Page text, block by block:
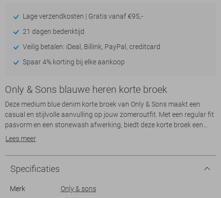
Lage verzendkosten | Gratis vanaf €95,-
21 dagen bedenktijd
Veilig betalen: iDeal, Billink, PayPal, creditcard
Spaar 4% korting bij elke aankoop
Only & Sons blauwe heren korte broek
Deze medium blue denim korte broek van Only & Sons maakt een
casual en stijlvolle aanvulling op jouw zomeroutfit. Met een regular fit
pasvorm en een stonewash afwerking, biedt deze korte broek een
modieuze uitstraling die gemakkelijk te combineren is met
zorgen voor een tijdloos silhouet, terwijl de knoop-/ritssluiting zorgt
voor een comfortabele pasvorm. Dankzij het materiaal van 98%
katoen en 2% elastaan geniet je van een zachte en licht rekbare stof
die je bewegingsvrijheid geeft tijdens warme dagen.
Lees meer
Specificaties
Merk
Only & sons